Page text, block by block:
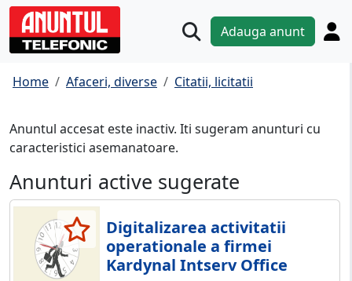
Adauga anunt
Home Afaceri, diverse Citatii, licitatii
Anuntul accesat este inactiv. Iti sugeram anunturi cu
caracteristici asemanatoare.
Anunturi active sugerate
Digitalizarea activitatii
operationale a firmei
Kardynal Intserv Office